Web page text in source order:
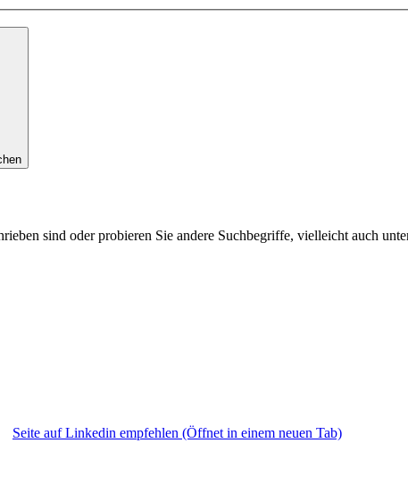
sind oder probieren Sie andere Suchbegriffe, vielleicht auch
Seite auf Linkedin empfehlen (Öffnet in einem neuen Tab)